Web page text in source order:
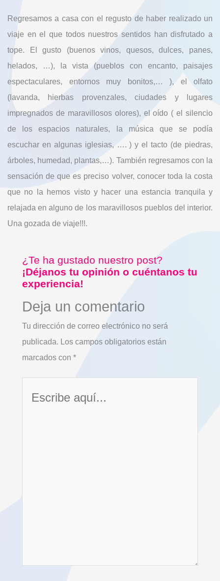
Regresamos a casa con el regusto de haber realizado un
viaje en el que todos nuestros sentidos han disfrutado a
tope. El gusto (buenos vinos, quesos, dulces, panes,
helados, …), la vista (pueblos con encanto, paisajes
espectaculares, entornos muy bonitos,… ), el olfato
(lavanda, hierbas provenzales, ciudades y lugares
impregnados de maravillosos olores), el oído ( el silencio
de los espacios naturales, la música que se podía
escuchar en algunas iglesias, …. ) y el tacto (de piedras,
árboles, humedad, plantas,…). También regresamos con la
sensación de que es preciso volver, conocer toda la costa
que no la hemos visto y hacer una estancia tranquila y
relajada en alguno de los maravillosos pueblos del interior.
Una gozada de viaje!!!.
¿Te ha gustado nuestro post?
¡Déjanos tu opinión o cuéntanos tu
experiencia!
Deja un comentario
Tu dirección de correo electrónico no será
publicada. Los campos obligatorios están
marcados con *
aquí...